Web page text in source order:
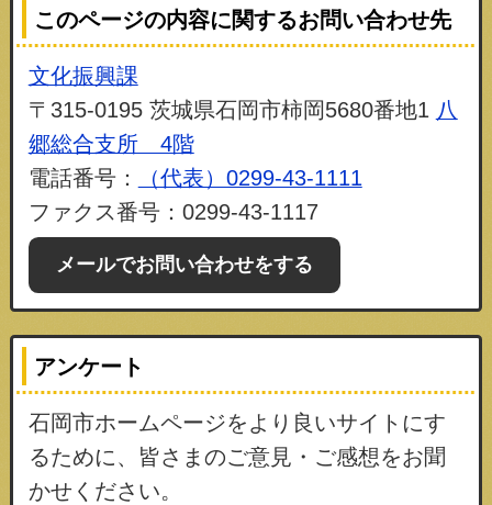
このページの内容に関するお問い合わせ先
文化振興課
〒315-0195 茨城県石岡市柿岡5680番地1 八
郷総合支所 4階
電話番号：
（代表）0299-43-1111
ファクス番号：0299-43-1117
メールでお問い合わせをする
アンケート
石岡市ホームページをより良いサイトにす
るために、皆さまのご意見・ご感想をお聞
かせください。